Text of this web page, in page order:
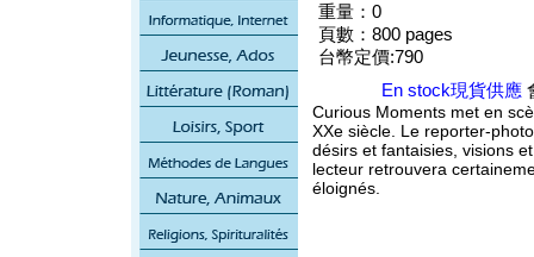
重量：0
頁數：800 pages
台幣定價:790
En stock現貨供應
Curious Moments met en
XXe siècle. Le reporter-
désirs et fantaisies, visions
lecteur retrouvera
éloignés.